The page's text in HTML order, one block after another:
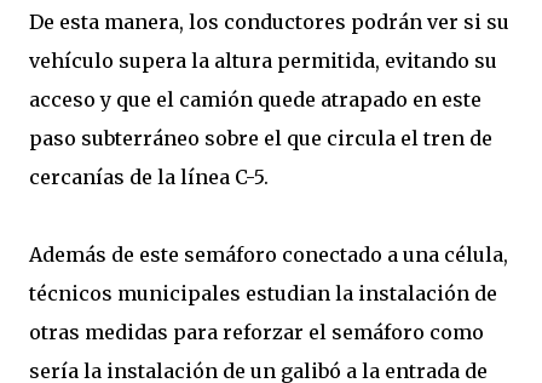
De esta manera, los conductores podrán ver si su
vehículo supera la altura permitida, evitando su
acceso y que el camión quede atrapado en este
paso subterráneo sobre el que circula el tren de
cercanías de la línea C-5.
Además de este semáforo conectado a una célula,
técnicos municipales estudian la instalación de
otras medidas para reforzar el semáforo como
sería la instalación de un galibó a la entrada de